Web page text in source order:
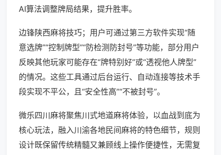
AI算法调整牌局结果，提升胜率。
边锋陕西麻将技巧；用户可通过第三方软件实现“随
意选牌”“控制牌型”“防检测防封号”等功能，部分用户
反映其他玩家可能存在“牌特别好”或“透视他人牌型”
的情况。这些工具通过后台运行、自动连接等技术手
段实现不平公，且“安全性高”“不被封号”。
微乐四川麻将聚焦川式地道麻将体验，以血战到底为
核心玩法，融入川渝各地民间麻将的特色细节，规则
设计既保留传统精髓又兼顾线上操作便捷性，无需复